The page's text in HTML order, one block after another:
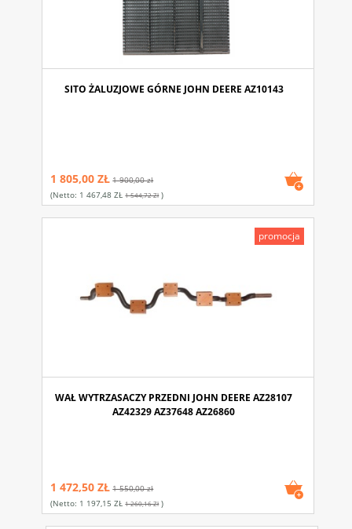
SITO ŻALUZJOWE GÓRNE JOHN DEERE AZ10143
1 805,00 ZŁ 1 900,00 zł
(netto: 1 467,48 ZŁ 1 544,72 Zł)
WAŁ WYTRZASACZY PRZEDNI JOHN DEERE AZ28107
AZ42329 AZ37648 AZ26860
1 472,50 ZŁ 1 550,00 zł
(netto: 1 197,15 ZŁ 1 260,16 Zł)
promocja